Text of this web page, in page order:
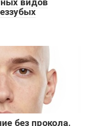
видов
без прокола.